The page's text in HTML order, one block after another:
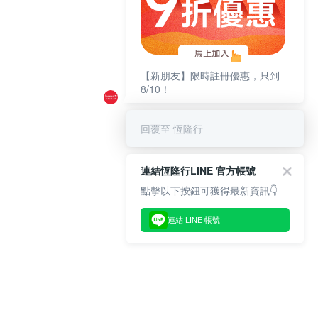
【新朋友】限時註冊優惠，只到
8/10！
回覆至 恆隆行
連結恆隆行LINE 官方帳號
點擊以下按鈕可獲得最新資訊👇
連結 LINE 帳號